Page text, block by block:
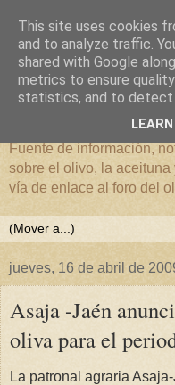
El mundo
Fuente de información,
sobre el olivo, la
vía de enlace al foro del
jueves, 16 de abril de
Asaja -Jaén
oliva para el
La patronal agraria
This site uses cookies
and to analyze traffic.
shared with Google
metrics to ensure
statistics, and to detect